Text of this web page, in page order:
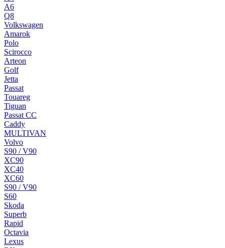
A6
Q8
Volkswagen
Amarok
Polo
Scirocco
Arteon
Golf
Jetta
Passat
Touareg
Tiguan
Passat CC
Caddy
MULTIVAN
Volvo
S90 / V90
XC90
XC40
XC60
S90 / V90
S60
Skoda
Superb
Rapid
Octavia
Lexus